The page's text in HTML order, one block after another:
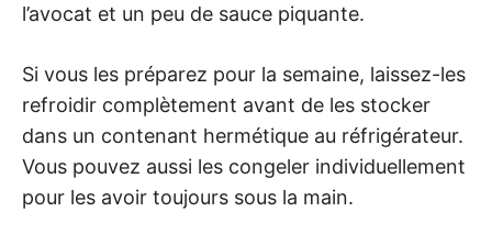
l’avocat et un peu de sauce piquante.
Si vous les préparez pour la semaine, laissez-les
refroidir complètement avant de les stocker
dans un contenant hermétique au réfrigérateur.
Vous pouvez aussi les congeler individuellement
pour les avoir toujours sous la main.